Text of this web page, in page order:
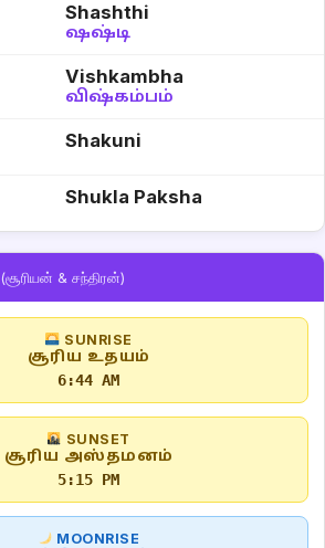
Shashthi
ஷஷ்டி
Vishkambha
விஷ்கம்பம்
Shakuni
Shukla Paksha
(சூரியன் & சந்திரன்)
SUNRISE
சூரிய உதயம்
6:44 AM
SUNSET
சூரிய அஸ்தமனம்
5:15 PM
MOONRISE